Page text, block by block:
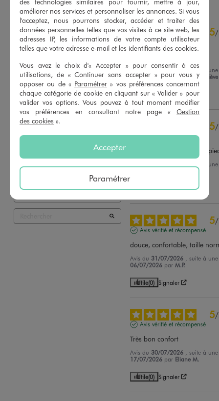
4.8/5
33
avis soumis à un
contrôle
Voir tous les avis sur ce site
5étoiles
28
4étoiles
3étoiles
0
0
1étoile 0
5/
Avis vérifié et récompensé
Avis du 04/08/2026
, suite à
22/07/2026 par Marie-
Utile(0) Signaler
5/
Avis vérifié et récompensé
Belle forme, agréable aux
, suite à
Liliane C.
Utile(0) Signaler
5/
Avis vérifié et récompensé
douce, confortable, taille
Avis du 31/07/2026
, suite à
06/07/2026 parM.P.
Utile(0) Signaler
5/
Avis vérifié et récompensé
Très bon confort
Avis du 30/07/2026
, suite à
17/07/2026 par Eliane M.
Utile(0) Signaler
améliorer nos services et personnaliser les annonces. Si vous
l'acceptez, nous pourrons stocker, accéder et traiter des
données personnelles telles que vos visites à ce site web, les
adresses IP, les informations de votre compte utilisateur
telles que votre adresse e-mail et les identifiants des cookies.
Vous avez le choix d'« Accepter » pour consentir à ces
utilisations, de « Continuer sans accepter » pour vous y
opposer ou de « Paramétrer » vos préférences concernant
chaque catégorie de cookie en cliquant sur « Valider » pour
valider vos options. Vous pouvez à tout moment modifier
vos préférences en consultant notre page « Gestion
des cookies ».
Accepter
Paramétrer